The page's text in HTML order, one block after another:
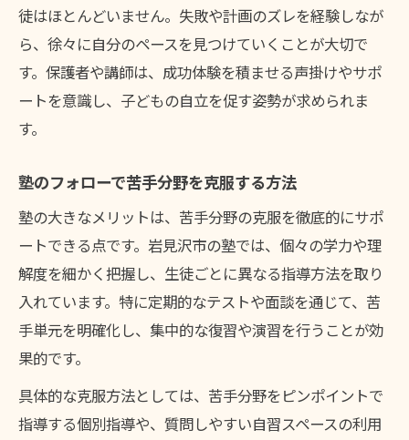
徒はほとんどいません。失敗や計画のズレを経験しなが
ら、徐々に自分のペースを見つけていくことが大切で
す。保護者や講師は、成功体験を積ませる声掛けやサポ
ートを意識し、子どもの自立を促す姿勢が求められま
す。
塾のフォローで苦手分野を克服する方法
塾の大きなメリットは、苦手分野の克服を徹底的にサポ
ートできる点です。岩見沢市の塾では、個々の学力や理
解度を細かく把握し、生徒ごとに異なる指導方法を取り
入れています。特に定期的なテストや面談を通じて、苦
手単元を明確化し、集中的な復習や演習を行うことが効
果的です。
具体的な克服方法としては、苦手分野をピンポイントで
指導する個別指導や、質問しやすい自習スペースの利用